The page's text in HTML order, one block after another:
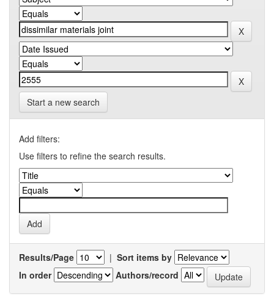
Start a new search
Add filters:
Use filters to refine the search results.
Results/Page | Sort items by
In order
Authors/record